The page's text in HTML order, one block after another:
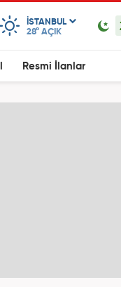
ISTANBUL
28° AÇIK
Resmi İlanlar